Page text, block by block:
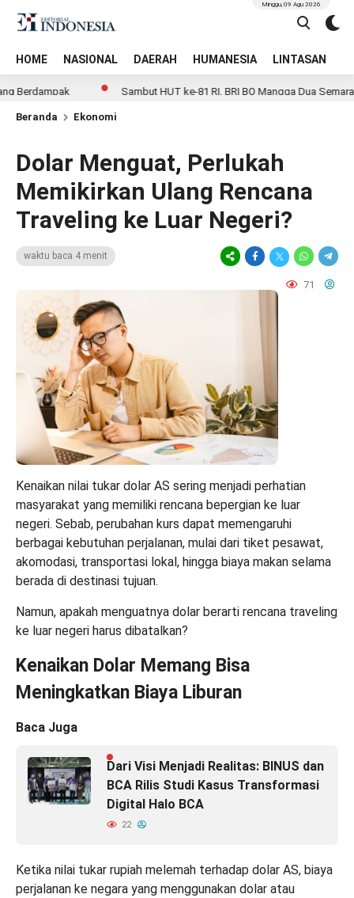
HOME NASIONAL DAERAH HUMANESIA LINTASAN
Minggu, 09 Agu 2026
Sambut HUT ke-81 RI, BRI BO Mangga Dua Semarakkan
Beranda Ekonomi
Dolar Menguat, Perlukah
Memikirkan Ulang Rencana
Traveling ke Luar Negeri?
waktu baca 4 menit
71
Kenaikan nilai tukar dolar AS sering menjadi perhatian
masyarakat yang memiliki rencana bepergian ke luar
negeri. Sebab, perubahan kurs dapat memengaruhi
berbagai kebutuhan perjalanan, mulai dari tiket pesawat,
akomodasi, transportasi lokal, hingga biaya makan selama
berada di destinasi tujuan.
Namun, apakah menguatnya dolar berarti rencana traveling
ke luar negeri harus dibatalkan?
Kenaikan Dolar Memang Bisa
Meningkatkan Biaya Liburan
Baca Juga
Dari Visi Menjadi Realitas: BINUS dan
BCA Rilis Studi Kasus Transformasi
Digital Halo BCA
22
Ketika nilai tukar rupiah melemah terhadap dolar AS, biaya
perjalanan ke negara yang menggunakan dolar atau